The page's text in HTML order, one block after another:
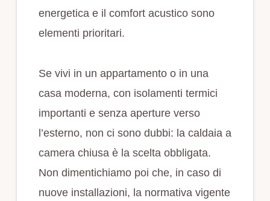
energetica e il comfort acustico sono
elementi prioritari.
Se vivi in un appartamento o in una
casa moderna, con isolamenti termici
importanti e senza aperture verso
l’esterno, non ci sono dubbi: la caldaia a
camera chiusa è la scelta obbligata.
Non dimentichiamo poi che, in caso di
nuove installazioni, la normativa vigente